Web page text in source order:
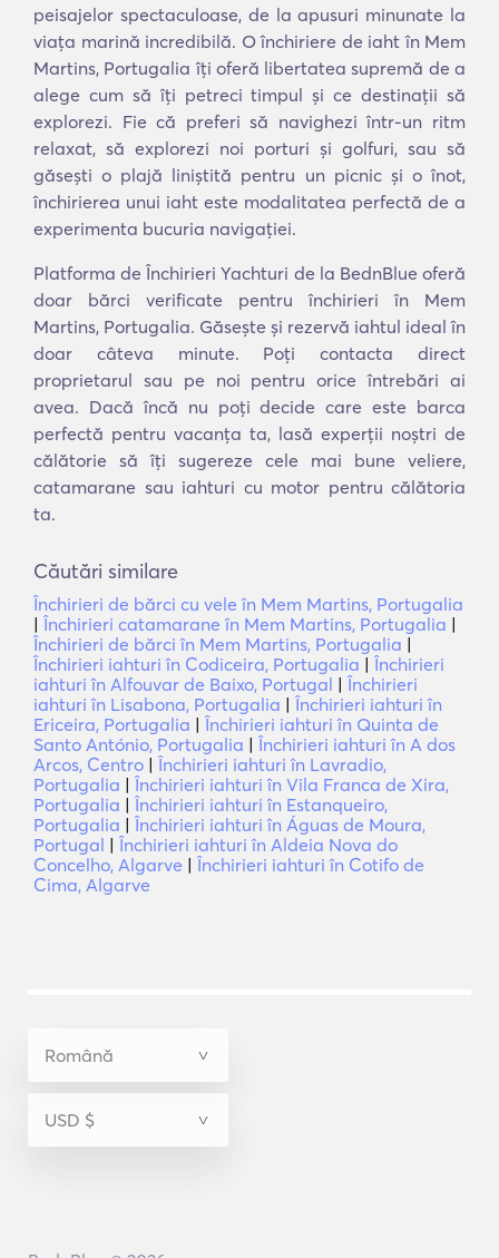
peisajelor spectaculoase, de la apusuri minunate la
viața marină incredibilă. O închiriere de iaht în Mem
Martins, Portugalia îți oferă libertatea supremă de a
alege cum să îți petreci timpul și ce destinații să
explorezi. Fie că preferi să navighezi într-un ritm
relaxat, să explorezi noi porturi și golfuri, sau să
găsești o plajă liniștită pentru un picnic și o înot,
închirierea unui iaht este modalitatea perfectă de a
experimenta bucuria navigației.
Platforma de Închirieri Yachturi de la BednBlue oferă
doar bărci verificate pentru închirieri în Mem
Martins, Portugalia. Găsește și rezervă iahtul ideal în
doar câteva minute. Poți contacta direct
proprietarul sau pe noi pentru orice întrebări ai
avea. Dacă încă nu poți decide care este barca
perfectă pentru vacanța ta, lasă experții noștri de
călătorie să îți sugereze cele mai bune veliere,
catamarane sau iahturi cu motor pentru călătoria
ta.
Căutări similare
Închirieri de bărci cu vele în Mem Martins, Portugalia
| Închirieri catamarane în Mem Martins, Portugalia |
Închirieri de bărci în Mem Martins, Portugalia |
Închirieri iahturi în Codiceira, Portugalia | Închirieri
iahturi în Alfouvar de Baixo, Portugal | Închirieri
iahturi în Lisabona, Portugalia | Închirieri iahturi în
Ericeira, Portugalia | Închirieri iahturi în Quinta de
Santo António, Portugalia | Închirieri iahturi în A dos
Arcos, Centro | Închirieri iahturi în Lavradio,
Portugalia | Închirieri iahturi în Vila Franca de Xira,
Portugalia | Închirieri iahturi în Estanqueiro,
Portugalia | Închirieri iahturi în Águas de Moura,
Portugal | Închirieri iahturi în Aldeia Nova do
Concelho, Algarve | Închirieri iahturi în Cotifo de
Cima, Algarve